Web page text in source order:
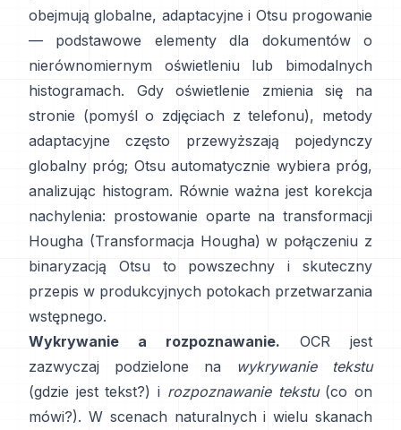
obejmują globalne, adaptacyjne i Otsu progowanie
— podstawowe elementy dla dokumentów o
nierównomiernym oświetleniu lub bimodalnych
histogramach. Gdy oświetlenie zmienia się na
stronie (pomyśl o zdjęciach z telefonu), metody
adaptacyjne często przewyższają pojedynczy
globalny próg; Otsu automatycznie wybiera próg,
analizując histogram. Równie ważna jest korekcja
nachylenia: prostowanie oparte na transformacji
Hougha (Transformacja Hougha) w połączeniu z
binaryzacją Otsu to powszechny i skuteczny
przepis w produkcyjnych potokach przetwarzania
wstępnego.
Wykrywanie a rozpoznawanie. OCR jest
zazwyczaj podzielone na wykrywanie tekstu
(gdzie jest tekst?) i rozpoznawanie tekstu(co on
mówi?). W scenach naturalnych i wielu skanach